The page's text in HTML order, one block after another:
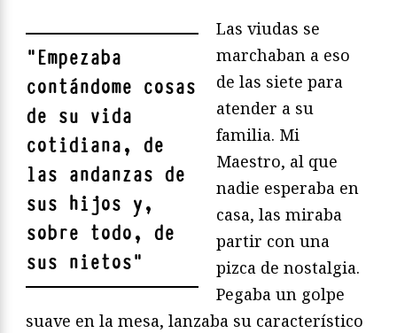
"Empezaba
contándome cosas
de su vida
cotidiana, de
las andanzas de
sus hijos y,
sobre todo, de
sus nietos"
Las viudas se
marchaban a eso
de las siete para
atender a su
familia. Mi
Maestro, al que
nadie esperaba en
casa, las miraba
partir con una
pizca de nostalgia.
Pegaba un golpe
suave en la mesa, lanzaba su característico